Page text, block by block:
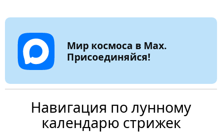
Мир космоса в Max.
Присоединяйся!
Навигация по лунному
календарю стрижек